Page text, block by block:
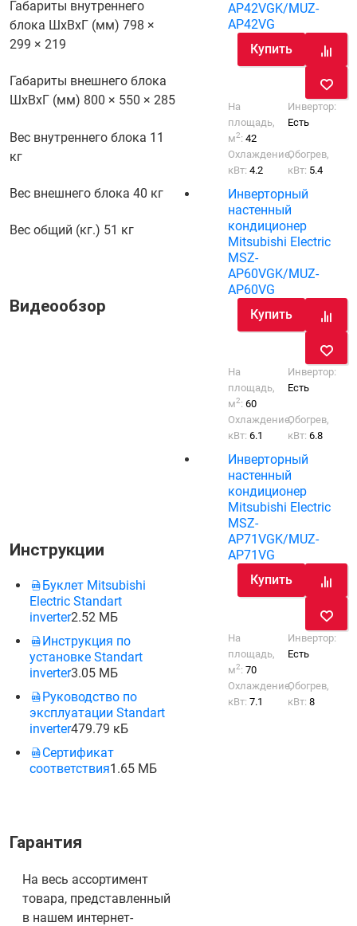
Габариты внутреннего
блока ШхВхГ (мм) 798 ×
299 × 219
Габариты внешнего блока
ШхВхГ (мм) 800 × 550 × 285
Вес внутреннего блока 11
кг
Вес внешнего блока 40 кг
Вес общий (кг.) 51 кг
Видеообзор
Инструкции
Буклет Mitsubishi
Electric Standart
inverter2.52 МБ
Инструкция по
установке Standart
inverter3.05 МБ
Руководство по
эксплуатации Standart
inverter479.79 кБ
Сертификат
соответствия1.65 МБ
Гарантия
На весь ассортимент
товара, представленный
в нашем интернет-
AP42VGK/MUZ-
AP42VG
Купить
На
площадь,
м2:42
Инвертор:
Есть
Охлаждение,
кВт:4.2
Обогрев,
кВт: 5.4
Инверторный
настенный
кондиционер
Mitsubishi Electric
MSZ-
AP60VGK/MUZ-
AP60VG
Купить
На
площадь,
м2:60
Инвертор:
Есть
Охлаждение,
кВт:6.1
Обогрев,
кВт:6.8
Инверторный
настенный
кондиционер
Mitsubishi Electric
MSZ-
AP71VGK/MUZ-
AP71VG
Купить
На
площадь,
м2:70
Инвертор:
Есть
Охлаждение,
кВт:7.1
Обогрев,
кВт:8